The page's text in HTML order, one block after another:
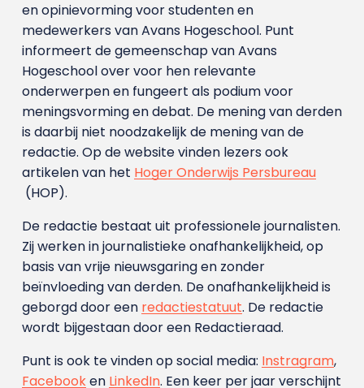
en opinievorming voor studenten en
medewerkers van Avans Hoge­school. Punt
informeert de gemeenschap van Avans
Hogeschool over voor hen relevante
onderwerpen en fungeert als podium voor
meningsvorming en debat. De mening van derden
is daarbij niet noodzakelijk de mening van de
redactie. Op de website vinden lezers ook
artikelen van het Hoger Onderwijs Persbureau
(HOP).
De redactie bestaat uit professionele journalisten.
Zij werken in journalistieke onafhankelijkheid, op
basis van vrije nieuwsgaring en zonder
beïnvloeding van derden. De onafhankelijkheid is
geborgd door een redactiestatuut. De redactie
wordt bijgestaan door een Redactieraad.
Punt is ook te vinden op social media: Instragram,
Facebooken LinkedIn. Een keer per jaar verschijnt